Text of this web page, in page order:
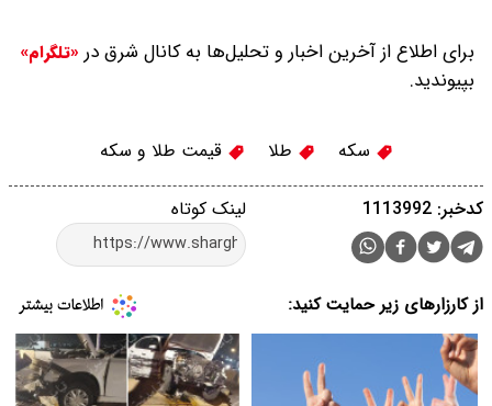
برای اطلاع از آخرین اخبار و تحلیل‌ها به کانال شرق در «تلگرام»
بپیوندید.
سکه طلا قیمت طلا و سکه
لینک کوتاه کدخبر: 1113992
از کارزارهای زیر حمایت کنید: